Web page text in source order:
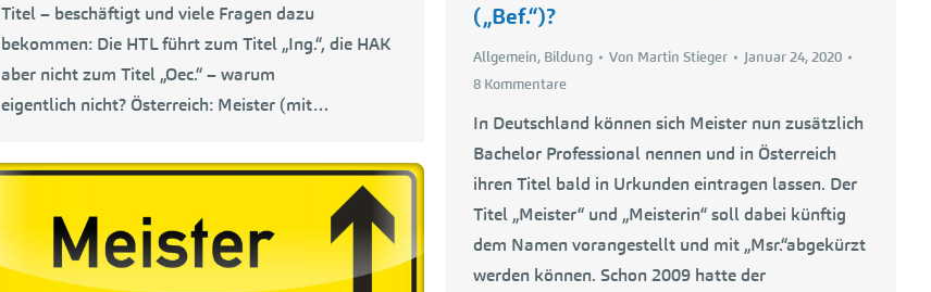
Titel – beschäftigt und viele Fragen dazu
bekommen: Die HTL führt zum Titel „Ing.“, die HAK
aber nicht zum Titel „Oec.“ – warum
eigentlich nicht? Österreich: Meister (mit…
(„Bef.“)?
Allgemein, Bildung Von Martin Stieger
Januar 24, 2020
8 Kommentare
In Deutschland können sich Meister nun zusätzlich
Bachelor Professional nennen und in Österreich
ihren Titel bald in Urkunden eintragen lassen. Der
Titel „Meister“ und „Meisterin“ soll dabei künftig
dem Namen vorangestellt und mit „Msr.“abgekürzt
werden können. Schon 2009 hatte der